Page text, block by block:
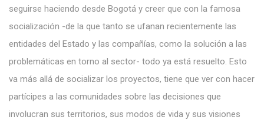
seguirse haciendo desde Bogotá y creer que con la famosa
socialización -de la que tanto se ufanan recientemente las
entidades del Estado y las compañías, como la solución a las
problemáticas en torno al sector- todo ya está resuelto. Esto
va más allá de socializar los proyectos, tiene que ver con hacer
partícipes a las comunidades sobre las decisiones que
involucran sus territorios, sus modos de vida y sus visiones